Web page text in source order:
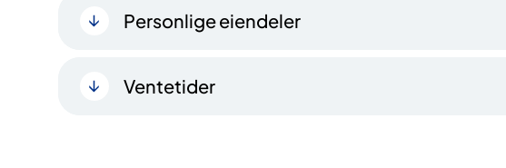
Personlige eiendeler
Ventetider